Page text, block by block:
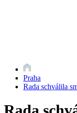
Praha
Rada schválila